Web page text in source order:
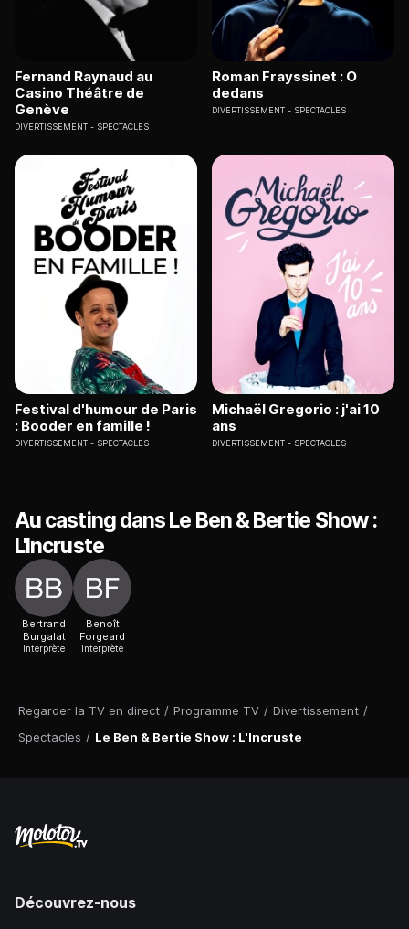
Regarder la TV en direct / Programme TV / Divertissement /
Spectacles / Le Ben & Bertie Show : L'Incruste
Fernand Raynaud au
Casino Théâtre de
Genève
DIVERTISSEMENT SPECTACLES
Roman Frayssinet : O
dedans
DIVERTISSEMENT SPECTACLES
Festival d'humour de Paris
: Booder en famille !
DIVERTISSEMENT SPECTACLES
Michaël Gregorio : j'ai 10
ans
DIVERTISSEMENT SPECTACLES
Au casting dans Le Ben & Bertie Show :
L'Incruste
Bertrand
Burgalat
Interprète
Benoît
Forgeard
Interprète
Découvrez-nous